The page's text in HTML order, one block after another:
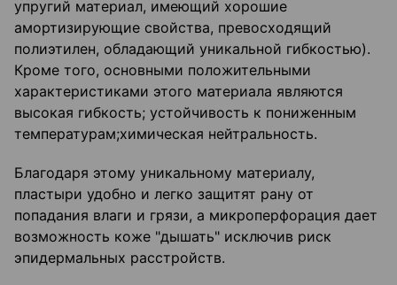
упругий материал, имеющий хорошие
амортизирующие свойства, превосходящий
полиэтилен, обладающий уникальной гибкостью).
Кроме того, основными положительными
характеристиками этого материала являются
высокая гибкость; устойчивость к пониженным
температурам;химическая нейтральность.
Благодаря этому уникальному материалу,
пластыри удобно и легко защитят рану от
попадания влаги и грязи, а микроперфорация дает
возможность коже "дышать" исключив риск
эпидермальных расстройств.